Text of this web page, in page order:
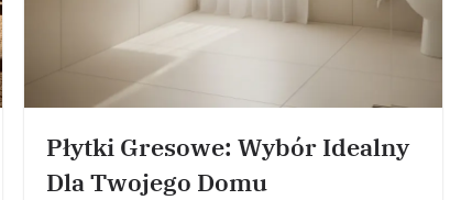
Płytki Gresowe: Wybór Idealny
Dla Twojego Domu